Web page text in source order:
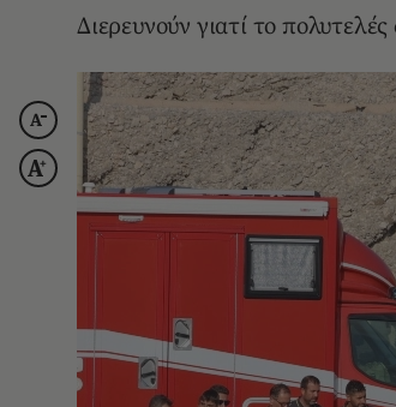
Διερευνούν γιατί το